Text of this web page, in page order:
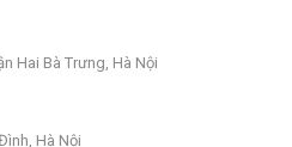
Hai Bà Trưng, Hà Nội
Hà Nội